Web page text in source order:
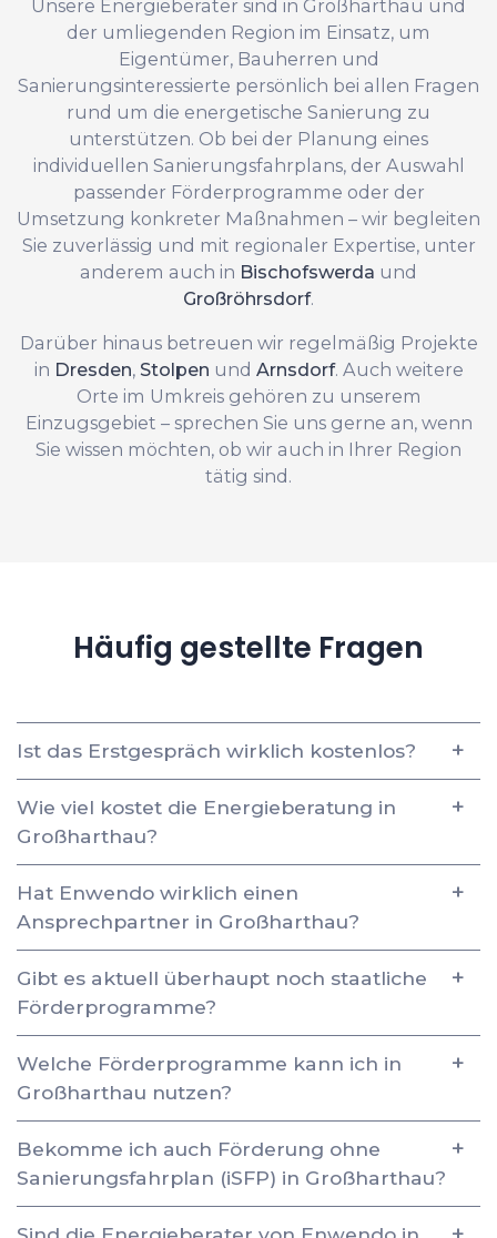
Unsere Energieberater sind in Großharthau und
der umliegenden Region im Einsatz, um
Eigentümer, Bauherren und
Sanierungsinteressierte persönlich bei allen Fragen
rund um die energetische Sanierung zu
unterstützen. Ob bei der Planung eines
individuellen Sanierungsfahrplans, der Auswahl
passender Förderprogramme oder der
Umsetzung konkreter Maßnahmen – wir begleiten
Sie zuverlässig und mit regionaler Expertise, unter
anderem auch in Bischofswerda und
Großröhrsdorf.
Darüber hinaus betreuen wir regelmäßig Projekte
in Dresden, Stolpen und Arnsdorf. Auch weitere
Orte im Umkreis gehören zu unserem
Einzugsgebiet – sprechen Sie uns gerne an, wenn
Sie wissen möchten, ob wir auch in Ihrer Region
tätig sind.
Häufig gestellte Fragen
Ist das Erstgespräch wirklich kostenlos?
Wie viel kostet die Energieberatung in
Großharthau?
Hat Enwendo wirklich einen
Ansprechpartner in Großharthau?
Gibt es aktuell überhaupt noch staatliche
Förderprogramme?
Welche Förderprogramme kann ich in
Großharthau nutzen?
Bekomme ich auch Förderung ohne
Sanierungsfahrplan (iSFP) in Großharthau?